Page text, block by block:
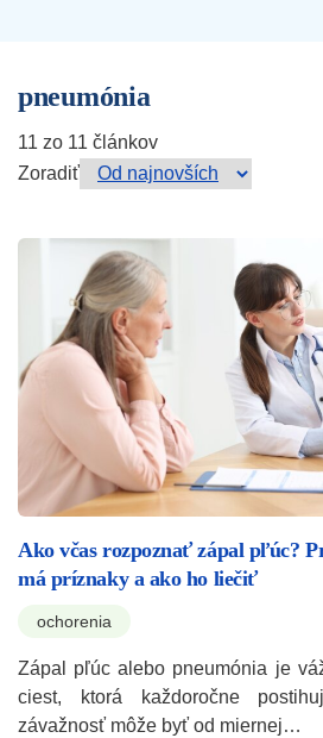
pneumónia
11 zo 11 článkov
Zoradiť
Ako včas rozpoznať zápal pľúc?
má príznaky a ako ho liečiť
ochorenia
Zápal pľúc alebo pneumónia je
ciest, ktorá každoročne
závažnosť môže byť od miernej…